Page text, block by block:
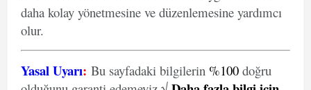
daha kolay yönetmesine ve düzenlemesine yardımcı
olur.
Yasal Uyarı: Bu sayfadaki bilgilerin %100 doğru